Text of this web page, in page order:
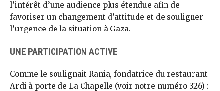
l’intérêt d’une audience plus étendue afin de
favoriser un changement d’attitude et de souligner
l’urgence de la situation à Gaza.
UNE PARTICIPATION ACTIVE
Comme le soulignait Rania, fondatrice du restaurant
Ardi à porte de La Chapelle (voir notre numéro 326) :